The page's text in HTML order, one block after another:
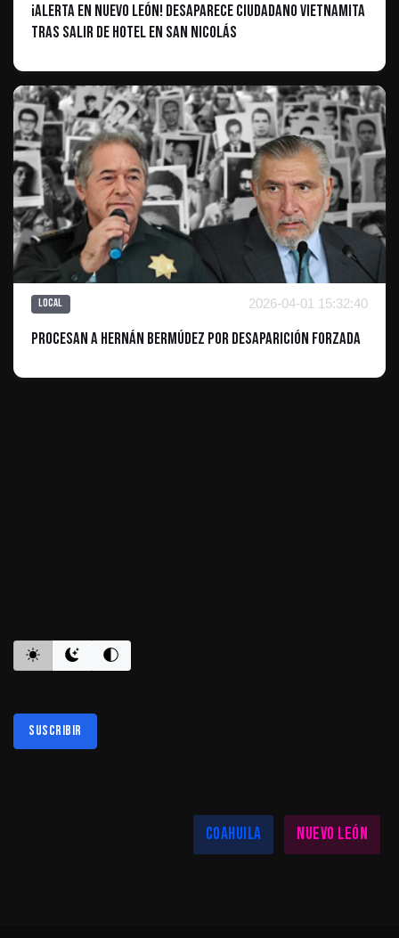
¡Alerta en Nuevo León! Desaparece Ciudadano Vietnamita
Tras Salir de Hotel en San Nicolás
Local 2026-04-01 15:32:40
Procesan a Hernán Bermúdez por desaparición forzada
Suscribir
Coahuila
Nuevo León